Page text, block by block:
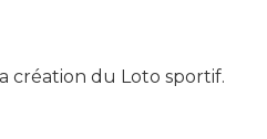
création du Loto sportif.